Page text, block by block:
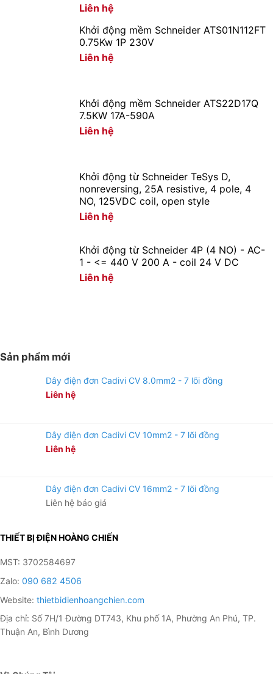
Liên hệ
Khởi động mềm Schneider ATS01N112FT
0.75Kw 1P 230V
Liên hệ
Khởi động mềm Schneider ATS22D17Q
7.5KW 17A-590A
Liên hệ
Khởi động từ Schneider TeSys D,
nonreversing, 25A resistive, 4 pole, 4
NO, 125VDC coil, open style
Liên hệ
Khởi động từ Schneider 4P (4 NO) - AC-
1 - <= 440 V 200 A - coil 24 V DC
Liên hệ
Sản phẩm mới
Dây điện đơn Cadivi CV 8.0mm2 - 7 lõi đồng
Liên hệ
Dây điện đơn Cadivi CV 10mm2 - 7 lõi đồng
Liên hệ
Dây điện đơn Cadivi CV 16mm2 - 7 lõi đồng
Liên hệ báo giá
THIẾT BỊ ĐIỆN HOÀNG CHIẾN
MST: 3702584697
Zalo: 090 682 4506
Website: thietbidienhoangchien.com
Địa chỉ: Số 7H/1 Đường DT743, Khu phố 1A, Phường An Phú, TP.
Thuận An, Bình Dương